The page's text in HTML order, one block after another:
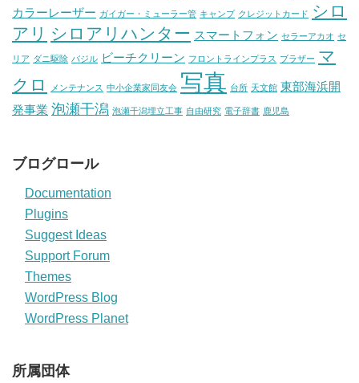
カラーレーザー ガイガー・ミューラー管 キャンプ クレジットカード シロ
アリ シロアリハンター スマートフォン セラーアカオ セ
リア ダニ駆除 バジル ビーチクリーン フロントラインプラス ブラザー マ
クロ
メンテナンス 中小企業家同友会 写真 台所 天文館 東部海浜開
発事業 泡瀬干潟 泡瀬干潟埋立工事 自由研究 電子辞書 鹿児島
ブログロール
Documentation
Plugins
Suggest Ideas
Support Forum
Themes
WordPress Blog
WordPress Planet
所属団体